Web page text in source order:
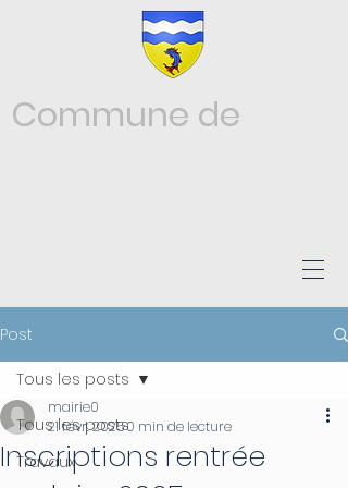
Commune de
Post
Tous les posts
Travaux
Tous les posts
Inscriptions rentrée
mairie0
21 févr. 20250 min de lecture